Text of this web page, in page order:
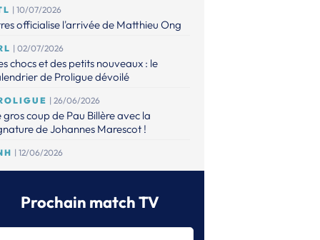
| 10/07/2026
officialise l'arrivée de Matthieu Ong
| 02/07/2026
chocs et des petits nouveaux : le
de Proligue dévoilé
| 26/06/2026
gros coup de Pau Billère avec la
de Johannes Marescot !
| 12/06/2026
CNACG a validé les dossiers,
ProligueProchain match TV